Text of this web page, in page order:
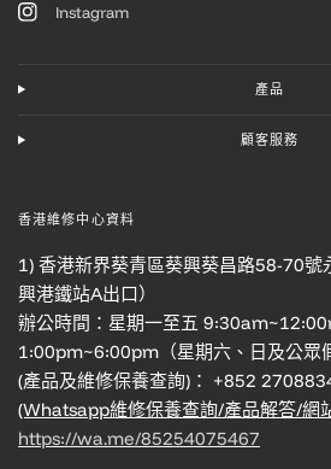
Instagram
產品
顧客服務
香港維修中心資料
1) 香港新界葵青區葵興葵昌路58-70號
興港鐵站A出口）
辦公時間：星期一至五
1:00pm~6:00pm（星期六、日及公眾
(產品及維修保養查詢)： +852
(Whatsapp維修保養查詢/產品解答/網
https://wa.me/85254075467